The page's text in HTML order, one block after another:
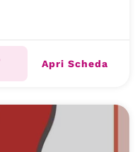
Apri Scheda